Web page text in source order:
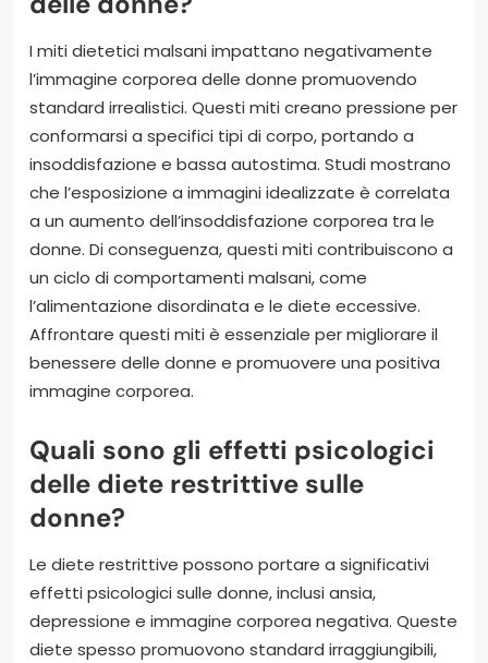
I miti dietetici malsani impattano negativamente
l’immagine corporea delle donne promuovendo
standard irrealistici. Questi miti creano pressione per
conformarsi a specifici tipi di corpo, portando a
insoddisfazione e bassa autostima. Studi mostrano
che l’esposizione a immagini idealizzate è correlata
a un aumento dell’insoddisfazione corporea tra le
donne. Di conseguenza, questi miti contribuiscono a
un ciclo di comportamenti malsani, come
l’alimentazione disordinata e le diete eccessive.
Affrontare questi miti è essenziale per migliorare il
benessere delle donne e promuovere una positiva
immagine corporea.
Quali sono gli effetti psicologici
delle diete restrittive sulle
donne?
Le diete restrittive possono portare a significativi
effetti psicologici sulle donne, inclusi ansia,
depressione e immagine corporea negativa. Queste
diete spesso promuovono standard irraggiungibili,